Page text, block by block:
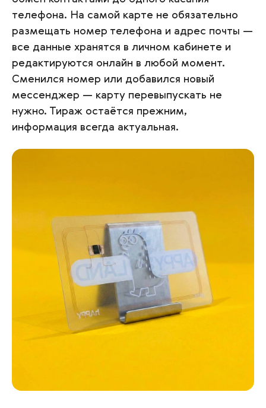
телефона. На самой карте не обязательно
размещать номер телефона и адрес почты —
все данные хранятся в личном кабинете и
редактируются онлайн в любой момент.
Сменился номер или добавился новый
мессенджер — карту перевыпускать не
нужно. Тираж остаётся прежним,
информация всегда актуальная.